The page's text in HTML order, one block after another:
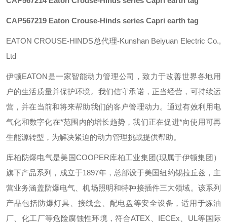
CAP567219 Eaton Crouse-Hinds series Capri earth tag
EATON CROUSE-HINDS总代理-Kunshan Beiyuan Electric Co.,
Ltd
伊顿EATON是一家智能动力管理公司，致力于改善世界各地用
户的生活质量并保护环境。我们信守承诺，正当经营，可持续运
营，并在当前和将来帮助我们的客户管理动力。通过有效利用电
气化和数字化在*范围内的增长趋势，我们正在促进*向使用可再
生能源转型，为解决紧迫的动力管理挑战提供帮助。
库柏防爆电气是美国COOPER库柏工业集团(现属于伊顿集团）
旗下产品系列，成立于1897年，总部设于美国纽约锡拉丘兹，主
营业务涵盖防爆电气、机场照明和特种接插件三大领域。该系列
产品包括防爆灯具、接线盒、配电盘等安全设备，适用于炼油
厂、化工厂等危险腐蚀性环境，符合ATEX IECEx UL 等国际